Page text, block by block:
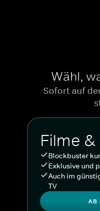
Wähl,
Sofort auf
Filme
Blockbuster
Exklusive und
Auch im
TV
AB